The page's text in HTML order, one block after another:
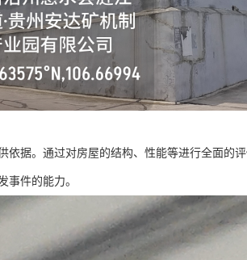
依据。通过对房屋的结构、性能等进行全面的
事件的能力。